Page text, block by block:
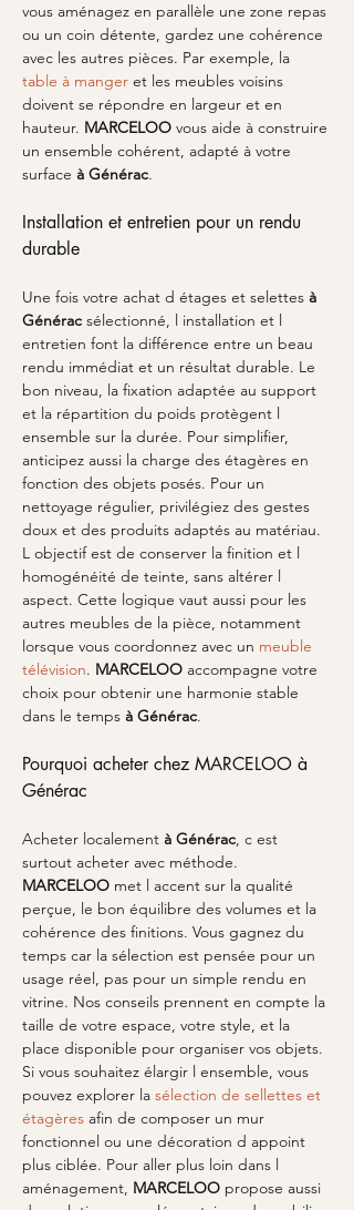
vous aménagez en parallèle une zone repas
ou un coin détente, gardez une cohérence
avec les autres pièces. Par exemple, la
table à manger et les meubles voisins
doivent se répondre en largeur et en
hauteur. MARCELOO vous aide à construire
un ensemble cohérent, adapté à votre
surface à Générac.
Installation et entretien pour un rendu
durable
Une fois votre achat d étages et selettes à
Générac sélectionné, l installation et l
entretien font la différence entre un beau
rendu immédiat et un résultat durable. Le
bon niveau, la fixation adaptée au support
et la répartition du poids protègent l
ensemble sur la durée. Pour simplifier,
anticipez aussi la charge des étagères en
fonction des objets posés. Pour un
nettoyage régulier, privilégiez des gestes
doux et des produits adaptés au matériau.
L objectif est de conserver la finition et l
homogénéité de teinte, sans altérer l
aspect. Cette logique vaut aussi pour les
autres meubles de la pièce, notamment
lorsque vous coordonnez avec un meuble
télévision. MARCELOO accompagne votre
choix pour obtenir une harmonie stable
dans le temps à Générac.
Pourquoi acheter chez MARCELOO à
Générac
Acheter localement à Générac, c est
surtout acheter avec méthode.
MARCELOO met l accent sur la qualité
perçue, le bon équilibre des volumes et la
cohérence des finitions. Vous gagnez du
temps car la sélection est pensée pour un
usage réel, pas pour un simple rendu en
vitrine. Nos conseils prennent en compte la
taille de votre espace, votre style, et la
place disponible pour organiser vos objets.
Si vous souhaitez élargir l ensemble, vous
pouvez explorer la sélection de sellettes et
étagères afin de composer un mur
fonctionnel ou une décoration d appoint
plus ciblée. Pour aller plus loin dans l
aménagement, MARCELOO propose aussi